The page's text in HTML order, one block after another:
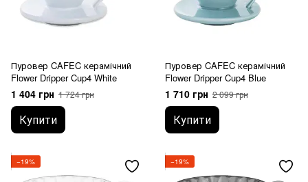
Пуровер CAFEC керамічний
Flower Dripper Cup4 White
1 404 грн 1 724 грн
Купити
Пуровер CAFEC керамічний
Flower Dripper Cup4 Blue
1 710 грн 2 099 грн
Купити
−19% −19%